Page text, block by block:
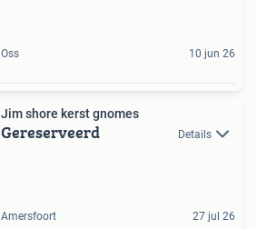
Oss 10 jun 26
Jim shore kerst gnomes
Gereserveerd Details
Amersfoort 27 jul 26